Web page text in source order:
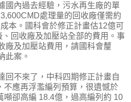
國內過去經驗，污水再生廠的單
處理量的回收廠僅需約
本。國科會於修正計畫估12億可
回收廠及加壓站全部的費用。事
廠及加壓站費用，請國科會釐
此案。
回不來了，中科四期修正計畫自
不應再浮濫編列預算，很遺憾於
噸卻高編 18.4億，過高編列約 10